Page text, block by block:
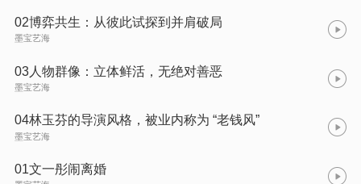
02博弈共生：从彼此试探到并肩破局
墨宝艺海
03人物群像：立体鲜活，无绝对善恶
墨宝艺海
04林玉芬的导演风格，被业内称为 “老钱风”
墨宝艺海
01文一彤闹离婚